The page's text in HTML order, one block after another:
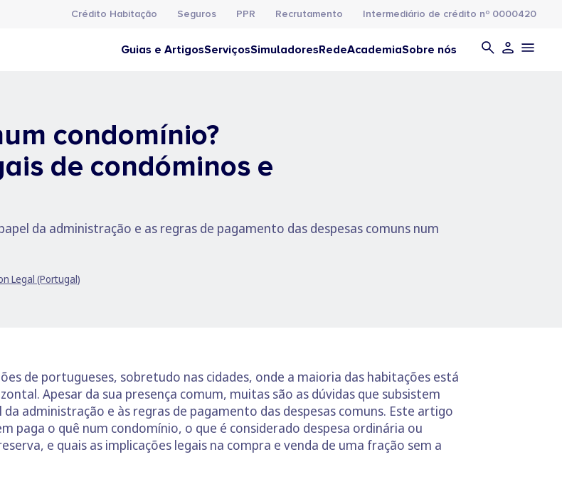
Crédito Habitação Seguros PPR Recrutamento Intermediário de crédito nº 0000420
Guias e ArtigosServiçosSimuladoresRedeAcademiaSobre nós
condomínio?
de condóminos e
da administração e as regras de pagamento das despesas comuns num
Legal (Portugal)
de portugueses, sobretudo nas cidades, onde a maioria das habitações está
Apesar da sua presença comum, muitas são as dúvidas que subsistem
administração e às regras de pagamento das despesas comuns. Este artigo
paga o quê num condomínio, o que é considerado despesa ordinária ou
e quais as implicações legais na compra e venda de uma fração sem a